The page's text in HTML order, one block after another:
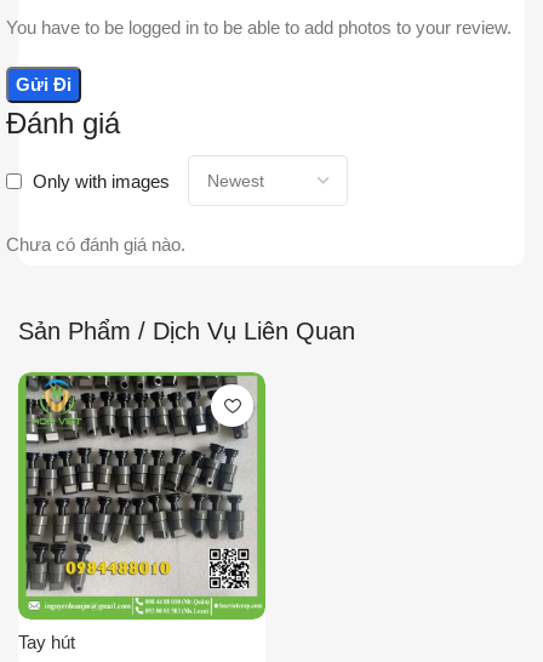
Đánh giá
Only with images
Chưa có đánh giá nào.
You have to be logged in to be able to add photos to your review.
Sản Phẩm / Dịch Vụ Liên Quan
Tay hút